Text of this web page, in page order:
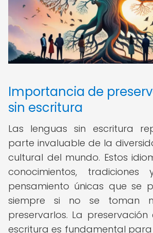
Importancia de
sin escritura
Las lenguas sin escritura
parte invaluable de la
cultural del mundo. Estos
conocimientos,
pensamiento únicas que se
siempre si no se toman
preservarlos. La
escritura es fundamental